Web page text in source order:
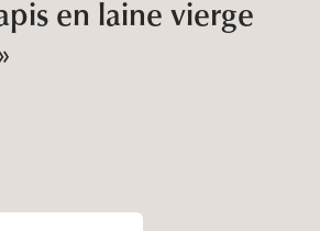
en laine vierge